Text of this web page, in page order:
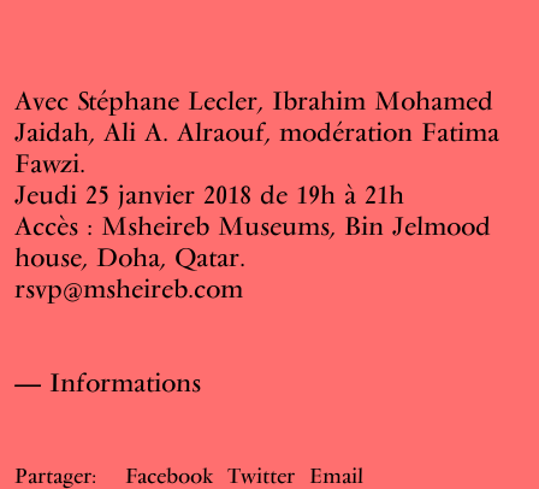
Avec Stéphane Lecler, Ibrahim Mohamed
Jaidah, Ali A. Alraouf, modération Fatima
Fawzi.
Jeudi 25 janvier 2018 de 19h à 21h
Accès : Msheireb Museums, Bin Jelmood
house, Doha, Qatar.
rsvp@msheireb.com
Informations
Partager: Facebook Twitter Email